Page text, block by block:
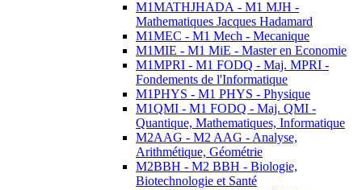
M1MATHJHADA - M1 MJH -
Mathematiques Jacques Hadamard
M1MEC - M1 Mech - Mecanique
M1MIE - M1 MiE - Master en Economie
M1MPRI - M1 FODQ - Maj. MPRI -
Fondements de l'Informatique
M1PHYS - M1 PHYS - Physique
M1QMI - M1 FODQ - Maj. QMI -
Quantique, Mathematiques, Informatique
M2AAG - M2 AAG - Analyse,
Arithmétique, Géométrie
M2BBH - M2 BBH - Biologie,
Biotechnologie et Santé